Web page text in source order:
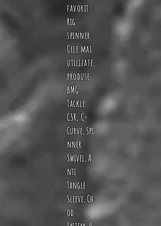
favorit:
Rig
spinner
Cele mai
utilizate
produse
BMG
Tackle:
CSR, C-
Curve,Spi
nner
Swivel,A
nti
Tangle
Sleeve,Ch
od